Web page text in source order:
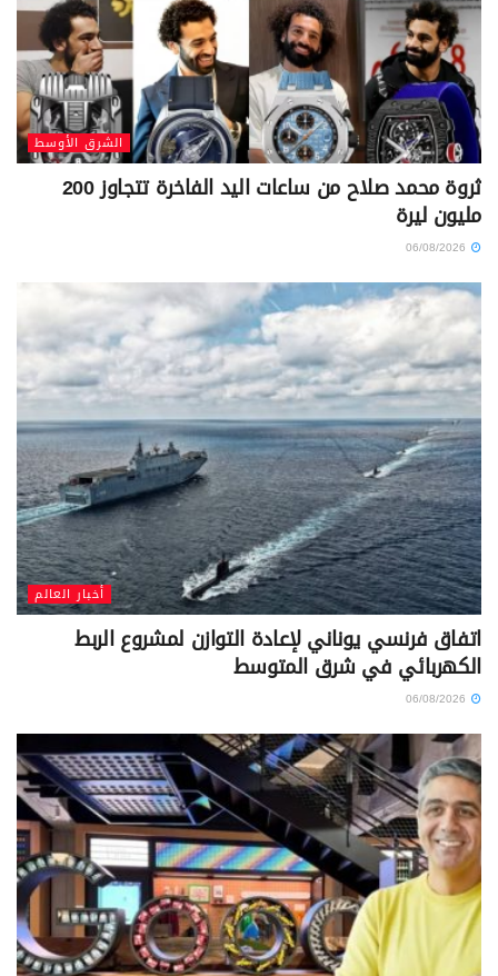
الشرق الأوسط
ثروة محمد صلاح من ساعات اليد الفاخرة تتجاوز 200
مليون ليرة
أخبار العالم
اتفاق فرنسي يوناني لإعادة التوازن لمشروع الربط
الكهربائي في شرق المتوسط